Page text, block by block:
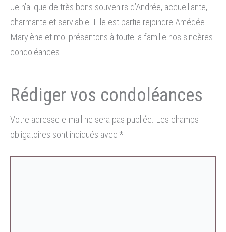
Je n’ai que de très bons souvenirs d’Andrée, accueillante,
charmante et serviable. Elle est partie rejoindre Amédée.
Marylène et moi présentons à toute la famille nos sincères
condoléances.
Votre adresse e-mail ne sera pas publiée. Les champs
obligatoires sont indiqués avec *